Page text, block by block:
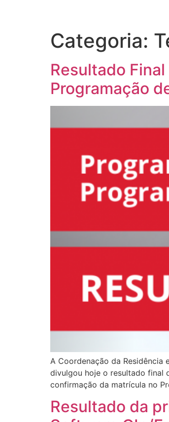
Categoria:
Resultado
Programação
A Coordenação da Residência
divulgou hoje o resultado final
confirmação da matrícula no
Resultado da